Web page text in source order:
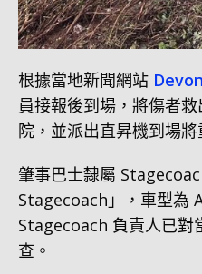
根據當地新聞網站
員接報後到場，將傷者
院，並派出直昇機到場將
肇事巴士隸屬
Stagecoach」，車型為
Stagecoach 負責人已對
查。